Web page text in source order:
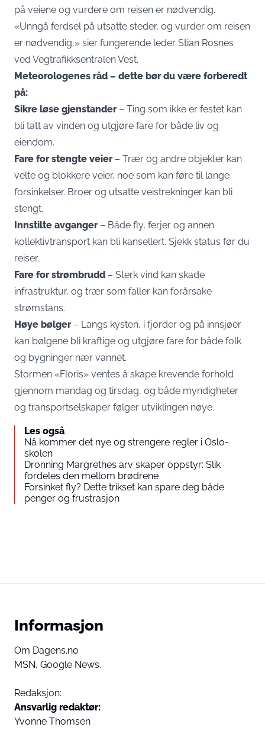
på veiene og vurdere om reisen er nødvendig.
«Unngå ferdsel på utsatte steder, og vurder om reisen
er nødvendig,» sier fungerende leder Stian Rosnes
ved Vegtrafikksentralen Vest.
Meteorologenes råd – dette bør du være forberedt
på:
Sikre løse gjenstander– Ting som ikke er festet kan
bli tatt av vinden og utgjøre fare for både liv og
eiendom.
Fare for stengte veier– Trær og andre objekter kan
velte og blokkere veier, noe som kan føre til lange
forsinkelser. Broer og utsatte veistrekninger kan bli
stengt.
Innstilte avganger– Både fly, ferjer og annen
kollektivtransport kan bli kansellert. Sjekk status før du
reiser.
Fare for strømbrudd – Sterk vind kan skade
infrastruktur, og trær som faller kan forårsake
strømstans.
Høye bølger– Langs kysten, i fjorder og på innsjøer
kan bølgene bli kraftige og utgjøre fare for både folk
og bygninger nær vannet.
Stormen «Floris» ventes å skape krevende forhold
gjennom mandag og tirsdag, og både myndigheter
og transportselskaper følger utviklingen nøye.
Les også
Nå kommer det nye og strengere regler i Oslo-
skolen
Dronning Margrethes arv skaper oppstyr: Slik
fordeles den mellom brødrene
Forsinket fly? Dette trikset kan spare deg både
penger og frustrasjon
Informasjon
Om Dagens.no
MSN, Google News,
Redaksjon:
Ansvarlig redaktør:
Yvonne Thomsen